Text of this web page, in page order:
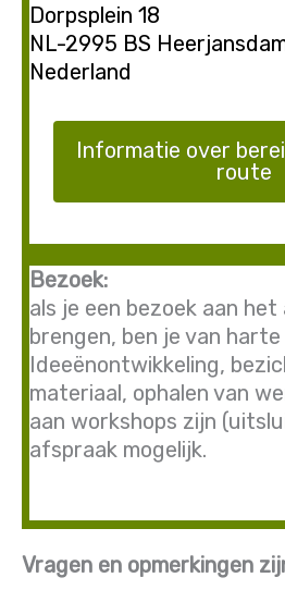
Dorpsplein 18
NL-2995 BS
Nederland
Informatie over
route
Bezoek:
als je een bezoek aan
brengen, ben je van
Ideeënontwikkeling,
materiaal, ophalen van
aan workshops zijn
afspraak mogelijk.
Vragen en opmerkingen